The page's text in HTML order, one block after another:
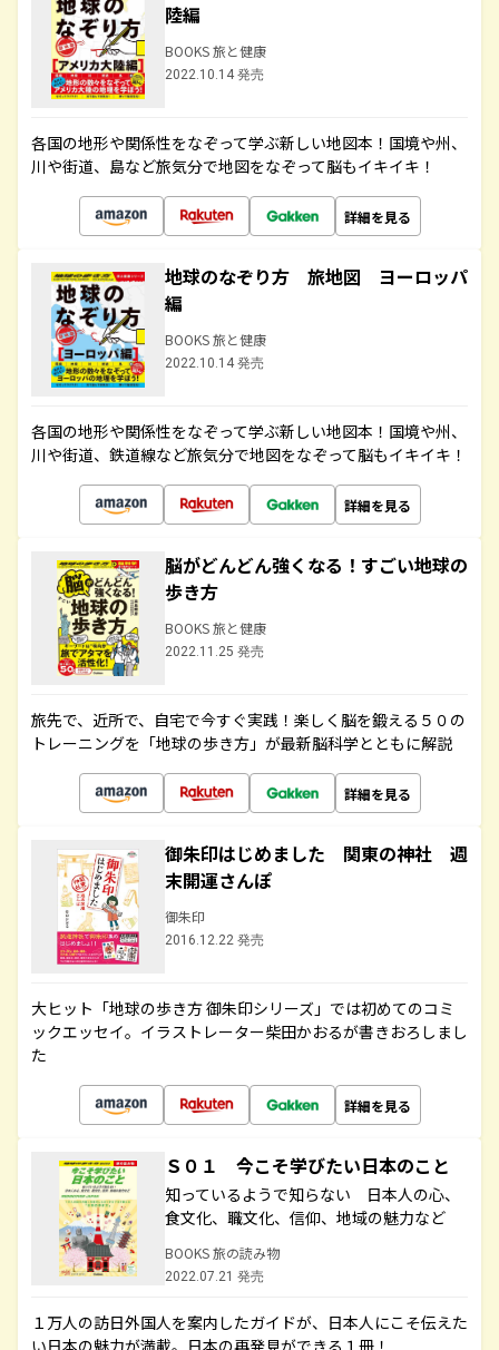
陸編
BOOKS 旅と健康
2022.10.14 発売
各国の地形や関係性をなぞって学ぶ新しい地図本！国境や州、
川や街道、島など旅気分で地図をなぞって脳もイキイキ！
詳細を見る
地球のなぞり方 旅地図 ヨーロッパ
編
BOOKS 旅と健康
2022.10.14 発売
各国の地形や関係性をなぞって学ぶ新しい地図本！国境や州、
川や街道、鉄道線など旅気分で地図をなぞって脳もイキイキ！
詳細を見る
脳がどんどん強くなる！すごい地球の
歩き方
BOOKS 旅と健康
2022.11.25 発売
旅先で、近所で、自宅で今すぐ実践！楽しく脳を鍛える５０の
トレーニングを「地球の歩き方」が最新脳科学とともに解説
詳細を見る
御朱印はじめました 関東の神社 週
末開運さんぽ
御朱印
2016.12.22 発売
大ヒット「地球の歩き方 御朱印シリーズ」では初めてのコミ
ックエッセイ。イラストレーター柴田かおるが書きおろしまし
た
詳細を見る
Ｓ０１ 今こそ学びたい日本のこと
知っているようで知らない 日本人の心、
食文化、職文化、信仰、地域の魅力など
BOOKS 旅の読み物
2022.07.21 発売
１万人の訪日外国人を案内したガイドが、日本人にこそ伝えた
い日本の魅力が満載。日本の再発見ができる１冊！